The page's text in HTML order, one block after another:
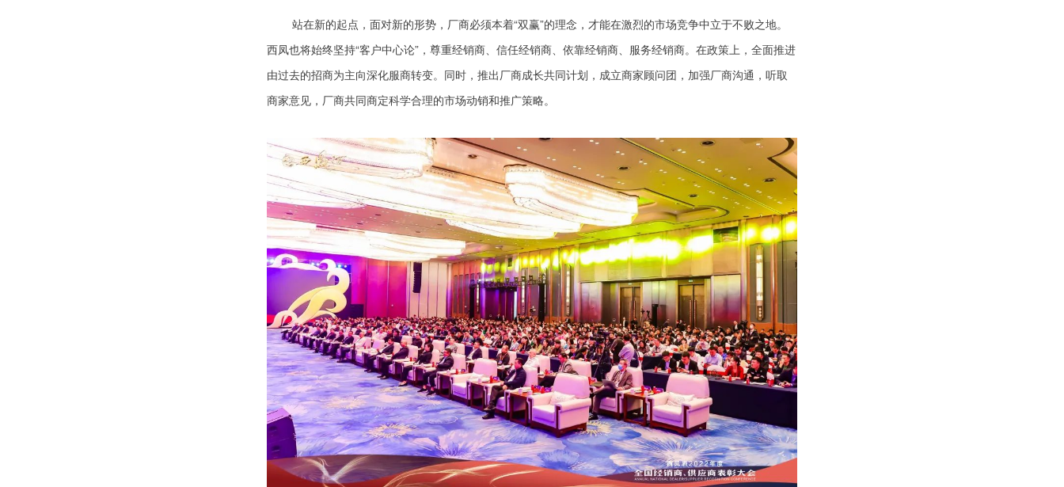
站在新的起点，面对新的形势，厂商必须本着“双赢”的理念，才能在激烈的市场竞争中立于不败之地。
西凤也将始终坚持“客户中心论”，尊重经销商、信任经销商、依靠经销商、服务经销商。在政策上，全面推进
由过去的招商为主向深化服商转变。同时，推出厂商成长共同计划，成立商家顾问团，加强厂商沟通，听取
商家意见，厂商共同商定科学合理的市场动销和推广策略。